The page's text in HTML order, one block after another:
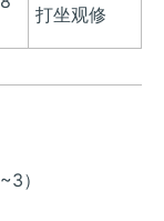
打坐观修
）